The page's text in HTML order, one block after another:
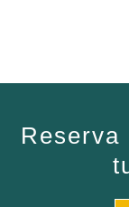
Reserva